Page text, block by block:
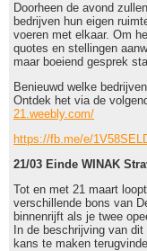
Doorheen de avond
bedrijven hun eigen
voeren met elkaar. Om
quotes en stellingen
maar boeiend gesprek
Benieuwd welke
Ontdek het via de
21.weebly.com/
https://fb.me/e/
21/03 Einde WINAK
Tot en met 21 maart
verschillende bons van
binnenrijft als je twee
In de beschrijving van
kans te maken